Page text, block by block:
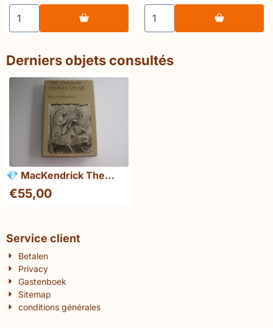
Choisir la quantité pour Knapen De man en zijn staat
Choisir la quantité pour
Derniers objets consultés
💎 MacKendrick The
Dacian stones speak
€55,00
Service client
Betalen
Privacy
Gastenboek
Sitemap
conditions générales